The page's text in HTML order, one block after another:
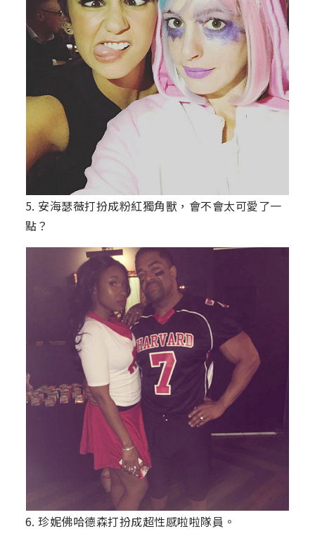
5. 安海瑟薇打扮成粉紅獨角獸，會不會太可愛了一
點？
6. 珍妮佛哈德森打扮成超性感啦啦隊員。